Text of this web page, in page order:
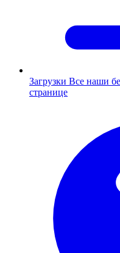
Загрузки Все наши
странице